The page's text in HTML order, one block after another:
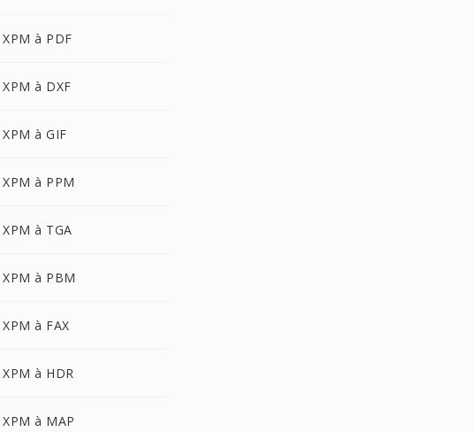
XPM à PDF
XPM à DXF
XPM à GIF
XPM à PPM
XPM à TGA
XPM à PBM
XPM à FAX
XPM à HDR
XPM à MAP